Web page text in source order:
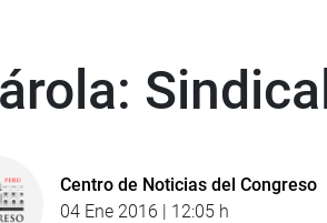
Centro de Noticias del Congreso
04 Ene 2016 | 12:05 h